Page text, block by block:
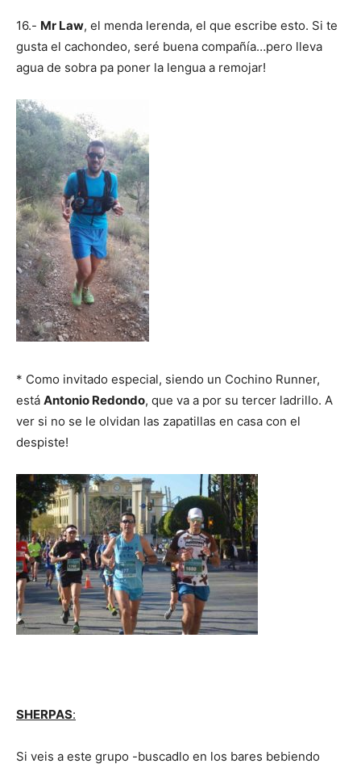
16.- Mr Law, el menda lerenda, el que escribe esto. Si te
gusta el cachondeo, seré buena compañía…pero lleva
agua de sobra pa poner la lengua a remojar!
* Como invitado especial, siendo un Cochino Runner,
está Antonio Redondo, que va a por su tercer ladrillo. A
ver si no se le olvidan las zapatillas en casa con el
despiste!
SHERPAS:
Si veis a este grupo -buscadlo en los bares bebiendo